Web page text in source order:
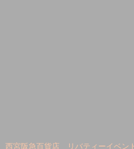
西宮阪急百貨店　リバティーイベン